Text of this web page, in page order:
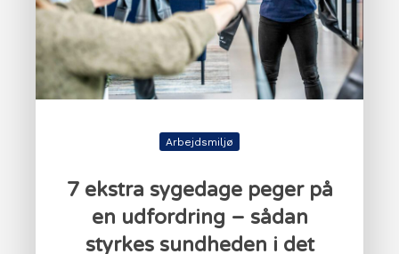
Arbejdsmiljø
7 ekstra sygedage peger på
en udfordring – sådan
styrkes sundheden i det